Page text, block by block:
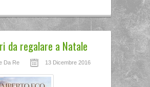
da regalare a Natale
Da Re 13 Dicembre 2016